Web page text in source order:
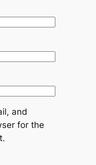
and
for the